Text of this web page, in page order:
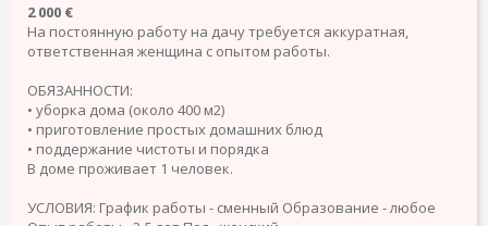
2 000 €
На постоянную работу на дачу требуется аккуратная,
ответственная женщина с опытом работы.
ОБЯЗАННОСТИ:
• уборка дома (около 400 м2)
• приготовление простых домашних блюд
• поддержание чистоты и порядка
В доме проживает 1 человек.
УСЛОВИЯ: График работы - сменный Образование - любое